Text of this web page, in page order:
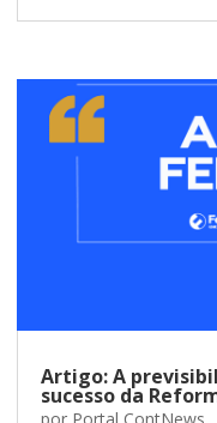
Artigo: A
sucesso da